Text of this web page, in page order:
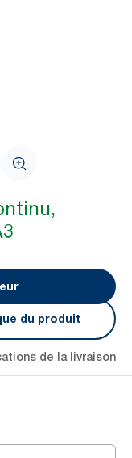
du produit
de la livraison